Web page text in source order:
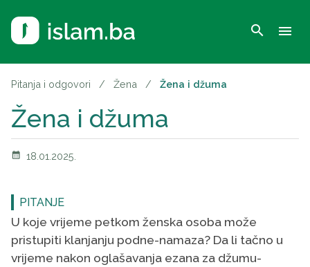
search menu
Pitanja i odgovori / Žena / Žena i džuma
Žena i džuma
calendar_month 18.01.2025.
PITANJE
U koje vrijeme petkom ženska osoba može
pristupiti klanjanju podne-namaza? Da li tačno u
vrijeme nakon oglašavanja ezana za džumu-